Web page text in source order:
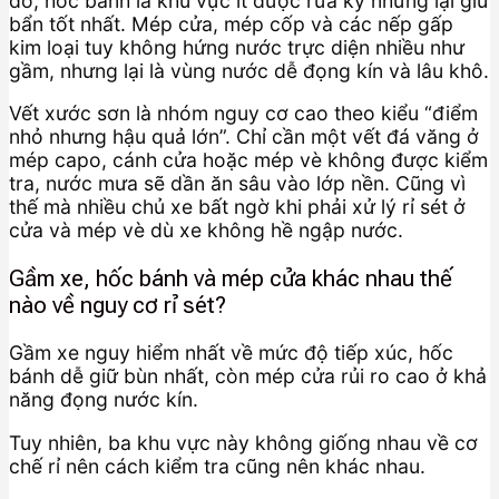
bẩn tốt nhất. Mép cửa, mép cốp và các nếp gấp
kim loại tuy không hứng nước trực diện nhiều như
gầm, nhưng lại là vùng nước dễ đọng kín và lâu khô.
Vết xước sơn là nhóm nguy cơ cao theo kiểu “điểm
nhỏ nhưng hậu quả lớn”. Chỉ cần một vết đá văng ở
mép capo, cánh cửa hoặc mép vè không được kiểm
tra, nước mưa sẽ dần ăn sâu vào lớp nền. Cũng vì
thế mà nhiều chủ xe bất ngờ khi phải xử lý rỉ sét ở
cửa và mép vè dù xe không hề ngập nước.
Gầm xe, hốc bánh và mép cửa khác nhau thế
nào về nguy cơ rỉ sét?
Gầm xe nguy hiểm nhất về mức độ tiếp xúc, hốc
bánh dễ giữ bùn nhất, còn mép cửa rủi ro cao ở khả
năng đọng nước kín.
Tuy nhiên, ba khu vực này không giống nhau về cơ
chế rỉ nên cách kiểm tra cũng nên khác nhau.